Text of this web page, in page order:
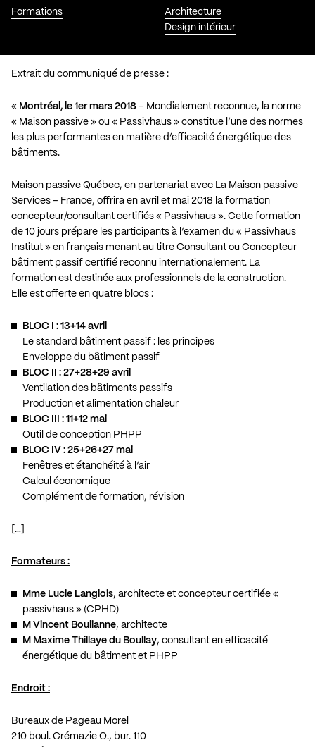
Formations
Architecture
Design intérieur
Extrait du communiqué de presse :
« Montréal, le 1er mars 2018 – Mondialement reconnue, la norme
« Maison passive » ou « Passivhaus » constitue l’une des normes
les plus performantes en matière d’efficacité énergétique des
bâtiments.
Maison passive Québec, en partenariat avec La Maison passive
Services – France, offrira en avril et mai 2018 la formation
concepteur/consultant certifiés « Passivhaus ». Cette formation
de 10 jours prépare les participants à l’examen du « Passivhaus
Institut » en français menant au titre Consultant ou Concepteur
bâtiment passif certifié reconnu internationalement. La
formation est destinée aux professionnels de la construction.
Elle est offerte en quatre blocs :
BLOC I : 13+14 avril
Le standard bâtiment passif : les principes
Enveloppe du bâtiment passif
BLOC II : 27+28+29 avril
Ventilation des bâtiments passifs
Production et alimentation chaleur
BLOC III : 11+12 mai
Outil de conception PHPP
BLOC IV : 25+26+27 mai
Fenêtres et étanchéité à l’air
Calcul économique
Complément de formation, révision
[…]
Formateurs :
Mme Lucie Langlois, architecte et concepteur certifiée «
passivhaus » (CPHD)
M Vincent Boulianne, architecte
M Maxime Thillaye du Boullay, consultant en efficacité
énergétique du bâtiment et PHPP
Endroit :
Bureaux de Pageau Morel
210 boul. Crémazie O., bur. 110